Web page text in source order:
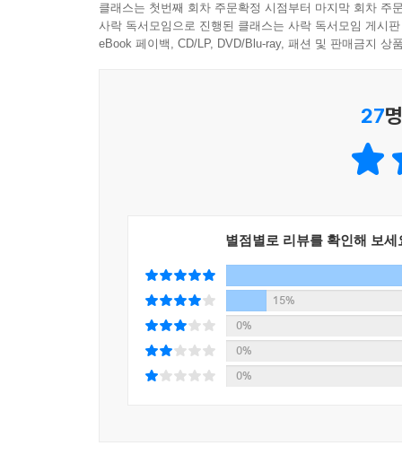
실제 실적은 필자의 정교한 엑셀 추정치와 완전히
맞물리자, 10년 뒤를 바라보던 DCF 모델은 단
자의 눈을 가리는 가장 화려한 포장지다. 하지만
st)’에 도달했다는 것은 그 성장의 기울기가 평평
투자자들이 가장 당혹스러워하는 순간이 있다. ‘
표 직후부터 곤두박질치는 상황이다. 전문가들은
(Sell on)’ 상황이 있긴 하다. 분기 또는 연간 실적
손바뀜이 일어나는 것이다. 하지만 여기서 말하
계속 좋아지는데 주가는 힘을 쓰지 못하고 하락
상황을 이해하지 못한다.
나는 지난 25년간 한국과 미국 시장의 주도주 약
주식투자를 한 지 20여 년이 되었지만 여전히 주
감사한다.
클래스는 첫번째 회차 주문확정 시점부터 마지막 회차 주
사락 독서모임으로 진행된 클래스는 사락 독서모임 게시
eBook 페이백, CD/LP, DVD/Blu-ray, 패션 및 판매금지 상
27
별점별로 리뷰를 확인해 보세
15%
0%
0%
0%